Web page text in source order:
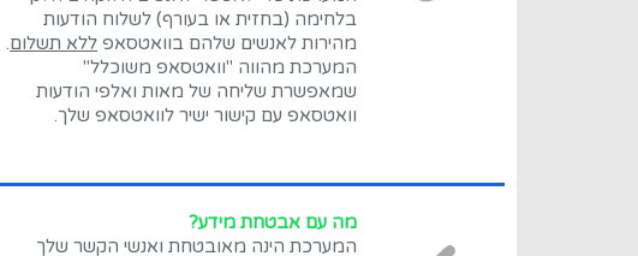
בלחימה (בחזית או בעורף) לשלוח הודעות
מהירות לאנשים שלהם בוואטסאפ ללא תשלום.
המערכת מהווה "וואטסאפ משוכלל"
שמאפשרת שליחה של מאות ואלפי הודעות
וואטסאפ עם קישור ישיר לוואטסאפ שלך.
מה עם אבטחת מידע?
המערכת הינה מאובטחת ואנשי הקשר שלך